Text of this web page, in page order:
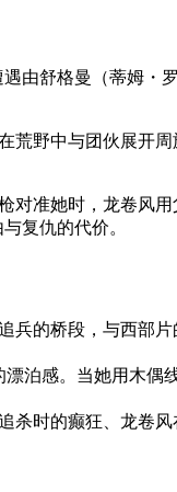
由舒格曼（蒂姆・
野中与团伙展开
对准她时，龙卷风
复仇的代价。
兵的桥段，与西部
泊感。当她用木
时的癫狂、龙卷